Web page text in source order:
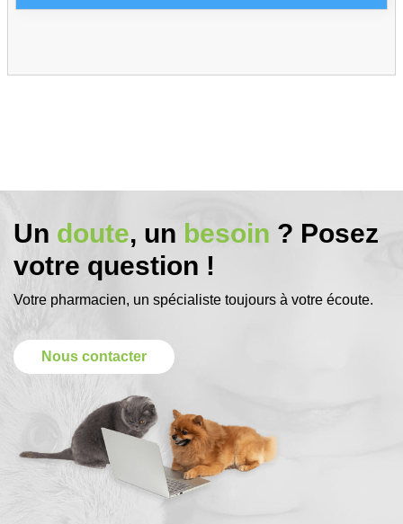
Un doute, un besoin ? Posez
votre question !
Votre pharmacien, un spécialiste toujours à votre écoute.
Nous contacter